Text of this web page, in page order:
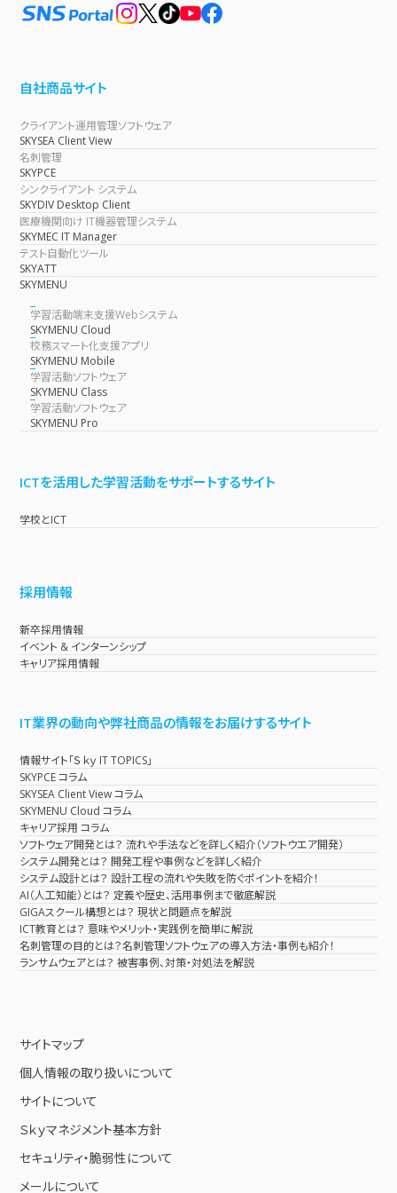
自社商品サイト
クライアント運用管理ソフトウェア
SKYSEA Client View
名刺管理
SKYPCE
シンクライアント システム
SKYDIV Desktop Client
医療機関向け IT機器管理システム
SKYMEC IT Manager
テスト自動化ツール
SKYATT
SKYMENU
学習活動端末支援Webシステム
SKYMENU Cloud
校務スマート化支援アプリ
SKYMENU Mobile
学習活動ソフトウェア
SKYMENU Class
学習活動ソフトウェア
SKYMENU Pro
ICTを活用した学習活動をサポートするサイト
学校とICT
採用情報
新卒採用情報
イベント & インターンシップ
キャリア採用情報
IT業界の動向や弊社商品の情報をお届けするサイト
情報サイト「Ｓｋｙ IT TOPICS」
SKYPCE コラム
SKYSEA Client View コラム
SKYMENU Cloud コラム
キャリア採用 コラム
ソフトウェア開発とは？ 流れや手法などを詳しく紹介（ソフトウエア開発）
システム開発とは？ 開発工程や事例などを詳しく紹介
システム設計とは？ 設計工程の流れや失敗を防ぐポイントを紹介！
AI（人工知能）とは？ 定義や歴史、活用事例まで徹底解説
GIGAスクール構想とは？ 現状と問題点を解説
ICT教育とは？ 意味やメリット・実践例を簡単に解説
名刺管理の目的とは？名刺管理ソフトウェアの導入方法・事例も紹介！
ランサムウェアとは？ 被害事例、対策・対処法を解説
サイトマップ
個人情報の取り扱いについて
サイトについて
Ｓｋｙマネジメント基本方針
セキュリティ・脆弱性について
メールについて